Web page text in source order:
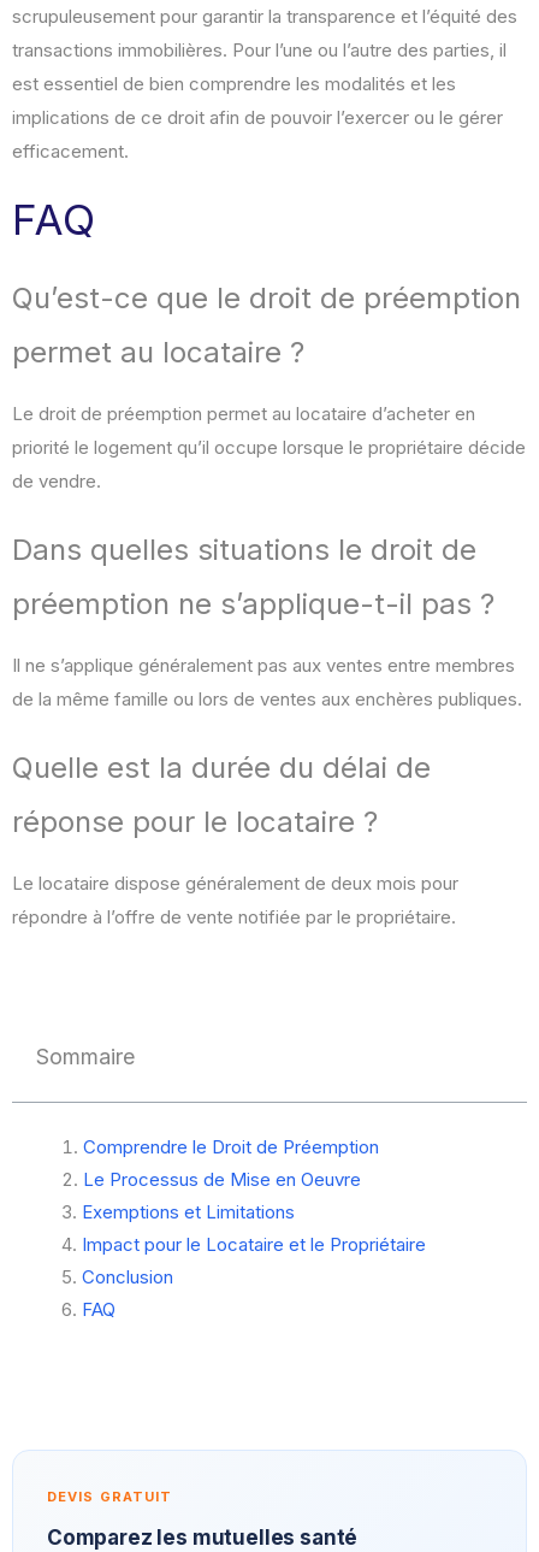
scrupuleusement pour garantir la transparence et l’équité des
transactions immobilières. Pour l’une ou l’autre des parties, il
est essentiel de bien comprendre les modalités et les
implications de ce droit afin de pouvoir l’exercer ou le gérer
efficacement.
FAQ
Qu’est-ce que le droit de préemption
permet au locataire ?
Le droit de préemption permet au locataire d’acheter en
priorité le logement qu’il occupe lorsque le propriétaire décide
de vendre.
Dans quelles situations le droit de
préemption ne s’applique-t-il pas ?
Il ne s’applique généralement pas aux ventes entre membres
de la même famille ou lors de ventes aux enchères publiques.
Quelle est la durée du délai de
réponse pour le locataire ?
Le locataire dispose généralement de deux mois pour
répondre à l’offre de vente notifiée par le propriétaire.
Sommaire
Comprendre le Droit de Préemption
Le Processus de Mise en Oeuvre
Exemptions et Limitations
Impact pour le Locataire et le Propriétaire
Conclusion
FAQ
DEVIS GRATUIT
Comparez les mutuelles santé